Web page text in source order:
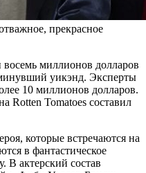
прекрасное
миллионов долларов
уикэнд. Эксперты
10 миллионов долларов.
Rotten Tomatoes составил
которые встречаются на
в фантастическое
В актерский состав